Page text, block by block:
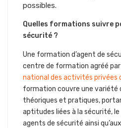
possibles.
Quelles formations suivre
sécurité ?
Une formation d’agent de
centre de formation agréé par
national des activités privées
formation couvre une variété
théoriques et pratiques,
aptitudes liées à la sécurité,
agents de sécurité ainsi